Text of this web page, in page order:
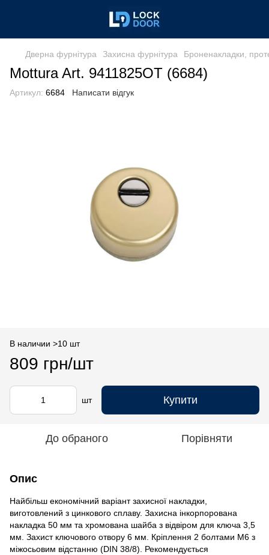
Дверна фурнітура Захисна фурнітура Броненакладки,
Mottura Art. 9411825OT (6684)
Артикул: 6684 Написати відгук
В наличии >10 шт
809 грн/шт
шт Купити
До обраного Порівняти
Опис
Найбільш економічний варіант захисної накладки,
виготовлений з цинкового сплаву. Захисна інкорпорована
накладка 50 мм та хромована шайба з відвіром для ключа 3,5
мм. Захист ключового отвору 6 мм. Кріплення 2 болтами М6 з
міжосьовим відстанню (DIN 38/8). Рекомендується